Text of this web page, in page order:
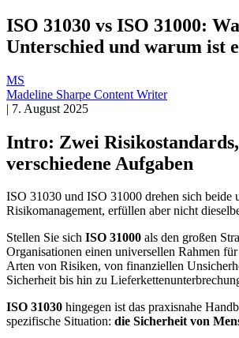
ISO 31030 vs ISO 31000:
Unterschied und warum ist
MS
Madeline Sharpe Content Writer
| 7. August 2025
Intro: Zwei
verschiedene Aufgaben
ISO 31030 und ISO 31000 drehen sich beide
Risikomanagement, erfüllen aber nicht
Stellen Sie sich ISO 31000 als den großen
Organisationen einen universellen Rahmen
Arten von Risiken, von finanziellen
Sicherheit bis hin zu
ISO 31030 hingegen ist das praxisnahe
spezifische Situation: die Sicherheit von